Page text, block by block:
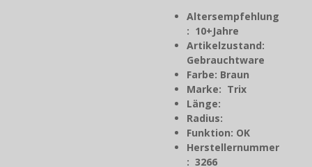
Altersempfehlung
: 10+Jahre
Artikelzustand:
Gebrauchtware
Farbe: Braun
Marke: Trix
Länge:
Radius:
Funktion: OK
Herstellernummer
: 3266